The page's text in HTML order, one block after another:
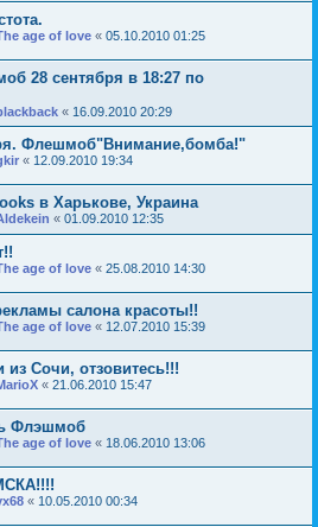
age of love « 05.10.2010 01:25
28 сентября в 18:27 по
« 16.09.2010 20:29
Флешмоб"Внимание,бомба!"
« 12.09.2010 19:34
в Харькове, Украина
« 01.09.2010 12:35
age of love « 25.08.2010 14:30
салона красоты!!
age of love « 12.07.2010 15:39
Сочи, отзовитесь!!!
« 21.06.2010 15:47
Флэшмоб
age of love « 18.06.2010 13:06
« 10.05.2010 00:34